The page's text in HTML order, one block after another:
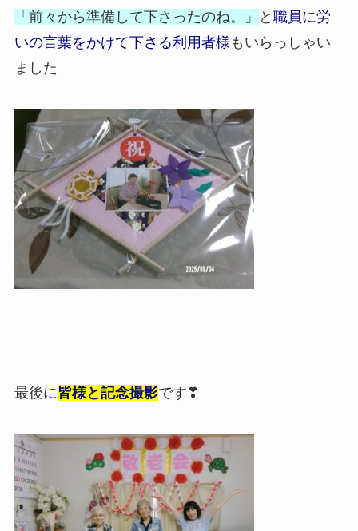
「前々から準備して下さったのね。」 と 職員に労
いの言葉をかけて下さる利用者様 もいらっしゃい
ました
最後に皆様と記念撮影です❣